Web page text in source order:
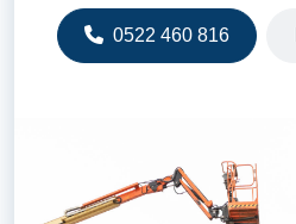
0522 460 816